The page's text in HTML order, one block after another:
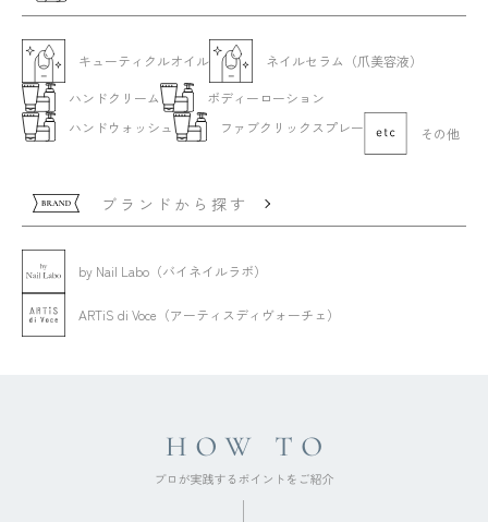
キューティクルオイル
ネイルセラム（爪美容液）
ハンドクリーム
ボディーローション
ハンドウォッシュ
ファブクリックスプレー その他
ブランドから探す
by Nail Labo（バイネイルラボ）
ARTiS di Voce（アーティスディヴォーチェ）